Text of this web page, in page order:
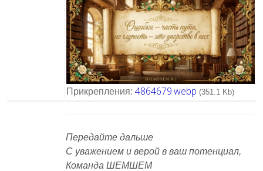
Прикрепления: 4864679.webp (351.1 Kb)
Передайте дальше
С уважением и верой в ваш потенциал,
Команда ШЕМШЕМ